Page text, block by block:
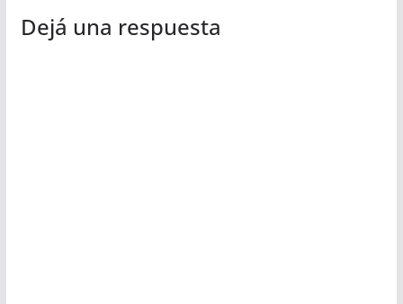
Dejá una respuesta